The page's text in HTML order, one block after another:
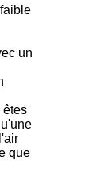
un
êtes
que